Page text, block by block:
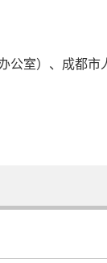
公室）、成都市